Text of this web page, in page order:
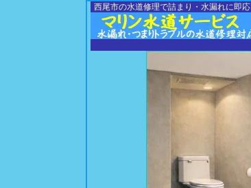
西尾市の水道修理で詰まり・水漏れに即応